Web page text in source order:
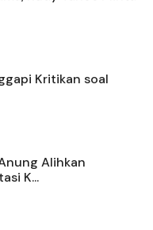
Kritikan soal
Alihkan
K...